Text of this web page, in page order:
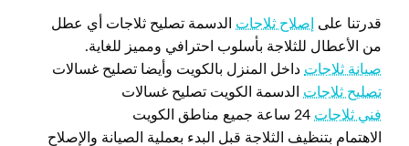
قدرتنا على إصلاح ثلاجات الدسمة تصليح ثلاجات أي عطل
من الأعطال للثلاجة بأسلوب احترافي ومميز للغاية.
صيانة ثلاجات داخل المنزل بالكويت وأيضا تصليح غسالات
تصليح ثلاجات الدسمة الكويت تصليح غسالات
فني ثلاجات
الاهتمام بتنظيف الثلاجة قبل البدء بعملية الصيانة والإصلاح